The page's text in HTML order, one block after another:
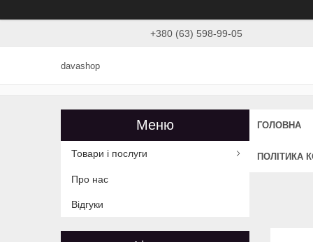
+380 (63) 598-99-05
davashop
ГОЛОВНА
ПОЛІТИКА
Товари і послуги
Про нас
Відгуки